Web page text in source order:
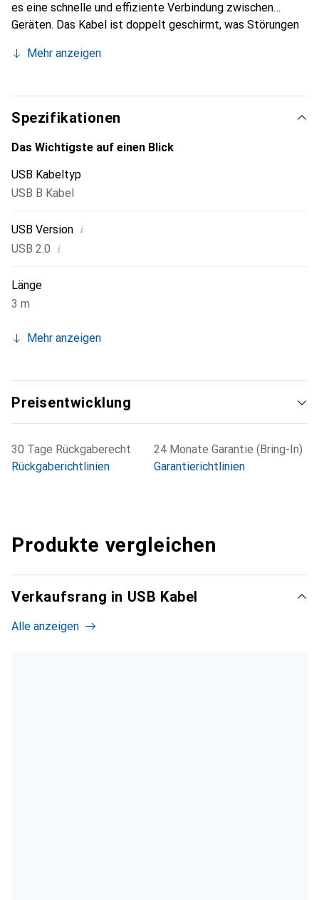
es eine schnelle und effiziente Verbindung zwischen
Geräten. Das Kabel ist doppelt geschirmt, was Störungen
transparenten Ausführung mit rotem Knickschutz
sondern auch die Langlebigkeit des Kabels erhöht. Die
Länge von 3 Metern bietet ausreichend Flexibilität für
verschiedene Anwendungen, sei es im Büro oder zu Hause.
Das Kabel ist mit USB-A und USB-B Anschlüssen
verschiedene Geräte zu verbinden. Die Verwendung von
Kupfer als Innenleitermaterial gewährleistet eine optimale
Mehr anzeigen
Spezifikationen
Das Wichtigste auf einen Blick
USB Kabeltyp
USB B Kabel
USB Version i
USB 2.0 i
Länge
3 m
Mehr anzeigen
Preisentwicklung
30 Tage Rückgaberecht
Rückgaberichtlinien
24 Monate Garantie (Bring-In)
Garantierichtlinien
Produkte vergleichen
Verkaufsrang in USB Kabel
Alle anzeigen